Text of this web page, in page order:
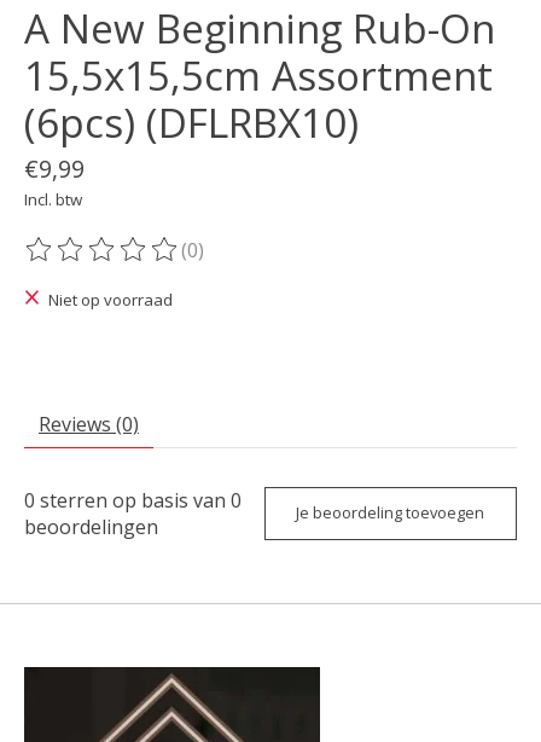
A New Beginning Rub-On
15,5x15,5cm Assortment
(6pcs) (DFLRBX10)
€9,99
Incl. btw
De beoordeling van dit product is
(0)
Niet op voorraad
Reviews (0)
0 sterren op basis van 0
beoordelingen
Je beoordeling toevoegen